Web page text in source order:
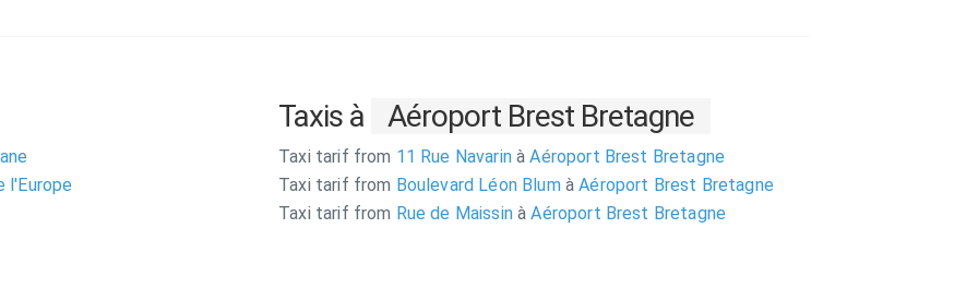
l'Europe
Taxis à Aéroport Brest Bretagne
Taxi tarif from 11 Rue Navarinà Aéroport Brest Bretagne
Taxi tarif from Boulevard Léon Blum à Aéroport Brest Bretagne
Taxi tarif from Rue de Maissinà Aéroport Brest Bretagne